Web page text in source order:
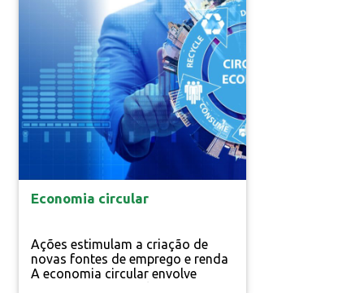
o Rio Itajaí-Açu e em......
Economia circular
Ações estimulam a criação de
novas fontes de emprego e renda
A economia circular envolve